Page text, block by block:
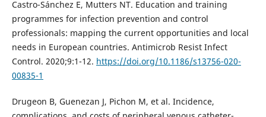
Castro-Sánchez E, Mutters NT. Education and training
programmes for infection prevention and control
professionals: mapping the current opportunities and local
needs in European countries. Antimicrob Resist Infect
Control. 2020;9:1-12. https://doi.org/10.1186/s13756-020-
00835-1
Drugeon B, Guenezan J, Pichon M, et al. Incidence,